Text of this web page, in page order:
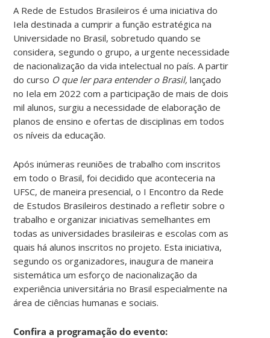
A Rede de Estudos Brasileiros é uma iniciativa do
Iela destinada a cumprir a função estratégica na
Universidade no Brasil, sobretudo quando se
considera, segundo o grupo, a urgente necessidade
de nacionalização da vida intelectual no país. A partir
do curso O que ler para entender o Brasil, lançado
no Iela em 2022 com a participação de mais de dois
mil alunos, surgiu a necessidade de elaboração de
planos de ensino e ofertas de disciplinas em todos
os níveis da educação.
Após inúmeras reuniões de trabalho com inscritos
em todo o Brasil, foi decidido que aconteceria na
UFSC, de maneira presencial, o I Encontro da Rede
de Estudos Brasileiros destinado a refletir sobre o
trabalho e organizar iniciativas semelhantes em
todas as universidades brasileiras e escolas com as
quais há alunos inscritos no projeto. Esta iniciativa,
segundo os organizadores, inaugura de maneira
sistemática um esforço de nacionalização da
experiência universitária no Brasil especialmente na
área de ciências humanas e sociais.
Confira a programação do evento: